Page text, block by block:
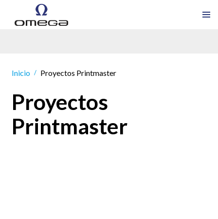
Inicio / Proyectos Printmaster
Proyectos
Printmaster